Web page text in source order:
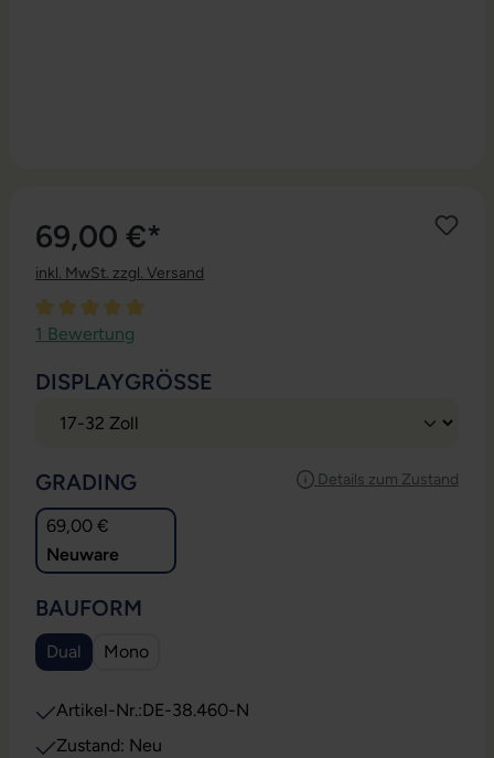
69,00 €*
inkl. MwSt. zzgl. Versand
Durchschnittliche Bewertung von 5 von 5 Sternen
1 Bewertung
DISPLAYGRÖSSE
Details zum Zustand
GRADING
69,00 €
Neuware
BAUFORM
Dual Mono
Artikel-Nr.:DE-38.460-N
Zustand: Neu